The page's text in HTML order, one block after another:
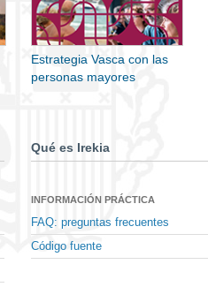
Estrategia Vasca con las
personas mayores
Qué es Irekia
INFORMACIÓN PRÁCTICA
FAQ: preguntas frecuentes
Código fuente